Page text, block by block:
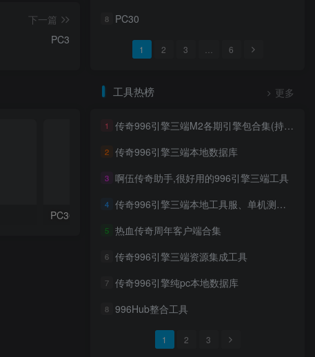
下一篇
PC3
PC30
8 PC30
1 2 3 6
工具热榜 更多
1 传奇996引擎三端M2各期引擎包合集(持续更新)
2 传奇996引擎三端本地数据库
3 啊伍传奇助手,很好用的996引擎三端工具
4 传奇996引擎三端本地工具服、单机测试区客户端
5 热血传奇周年客户端合集
6 传奇996引擎三端资源集成工具
7 传奇996引擎纯pc本地数据库
8 996Hub整合工具
1 2 3